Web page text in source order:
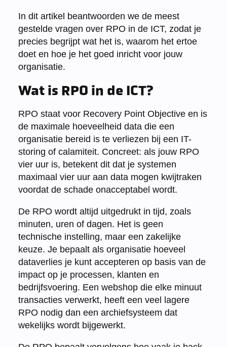
In dit artikel beantwoorden we de meest
gestelde vragen over RPO in de ICT, zodat je
precies begrijpt wat het is, waarom het ertoe
doet en hoe je het goed inricht voor jouw
organisatie.
Wat is RPO in de ICT?
RPO staat voor Recovery Point Objective en is
de maximale hoeveelheid data die een
organisatie bereid is te verliezen bij een IT-
storing of calamiteit. Concreet: als jouw RPO
vier uur is, betekent dit dat je systemen
maximaal vier uur aan data mogen kwijtraken
voordat de schade onacceptabel wordt.
De RPO wordt altijd uitgedrukt in tijd, zoals
minuten, uren of dagen. Het is geen
technische instelling, maar een zakelijke
keuze. Je bepaalt als organisatie hoeveel
dataverlies je kunt accepteren op basis van de
impact op je processen, klanten en
bedrijfsvoering. Een webshop die elke minuut
transacties verwerkt, heeft een veel lagere
RPO nodig dan een archiefsysteem dat
wekelijks wordt bijgewerkt.